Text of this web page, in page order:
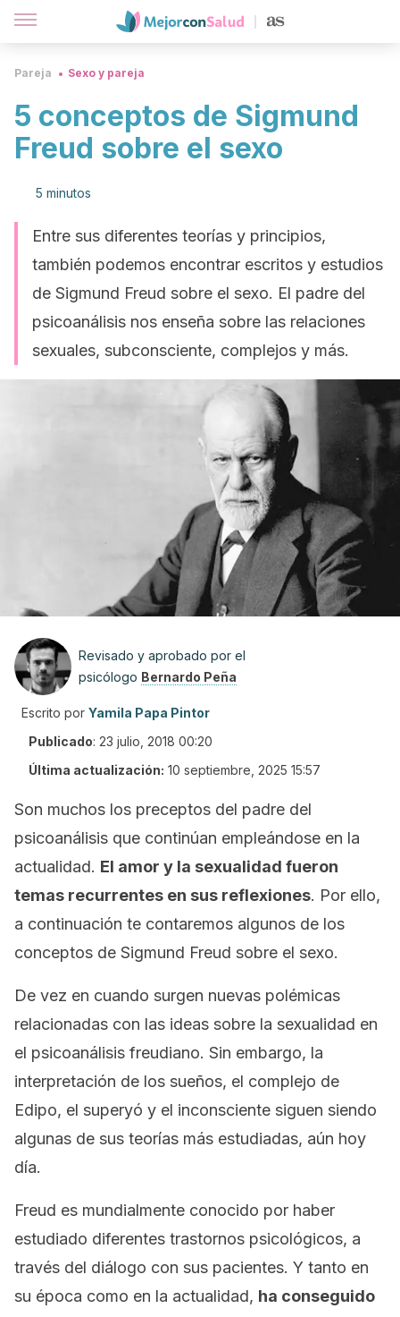
Pareja Sexo y pareja
5 conceptos de Sigmund
Freud sobre el sexo
5 minutos
Entre sus diferentes teorías y principios,
también podemos encontrar escritos y estudios
de Sigmund Freud sobre el sexo. El padre del
psicoanálisis nos enseña sobre las relaciones
sexuales, subconsciente, complejos y más.
Revisado y aprobado por el
psicólogo Bernardo Peña
Escrito por Yamila Papa Pintor
Publicado: 23 julio, 2018 00:20
Última actualización: 10 septiembre, 2025 15:57
Son muchos los preceptos del padre del
psicoanálisis que continúan empleándose en la
actualidad. El amor y la sexualidad fueron
temas recurrentes en sus reflexiones. Por ello,
a continuación te contaremos algunos de los
conceptos de Sigmund Freud sobre el sexo.
De vez en cuando surgen nuevas polémicas
relacionadas con las ideas sobre la sexualidad en
el psicoanálisis freudiano. Sin embargo, la
interpretación de los sueños, el complejo de
Edipo, el superyó y el inconsciente siguen siendo
algunas de sus teorías más estudiadas, aún hoy
día.
Freud es mundialmente conocido por haber
estudiado diferentes trastornos psicológicos, a
través del diálogo con sus pacientes. Y tanto en
su época como en la actualidad, ha conseguido